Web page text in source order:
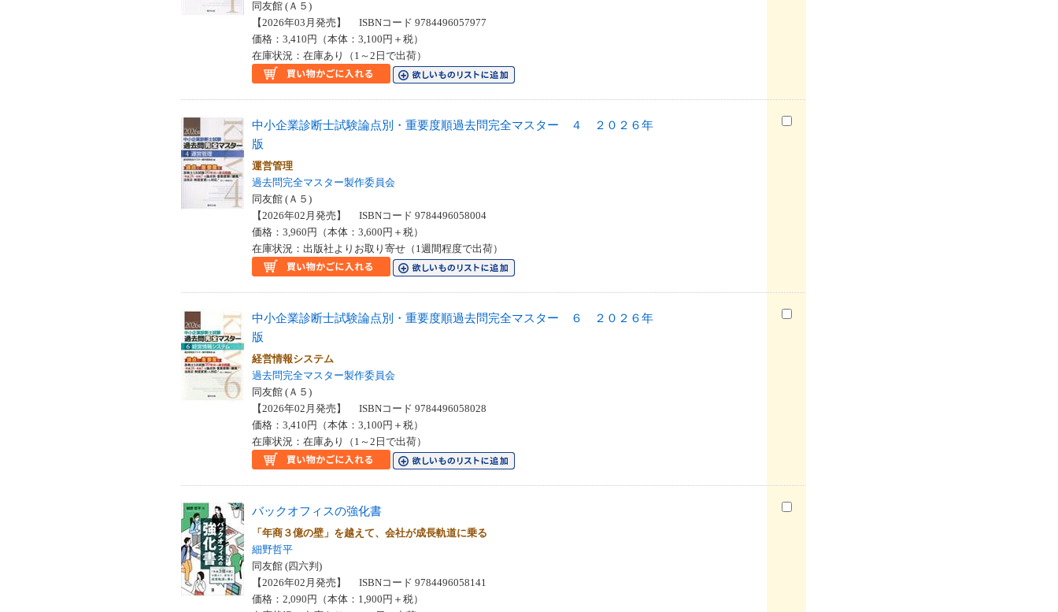
同友館 (Ａ５)
【2026年03月発売】 ISBNコード 9784496057977
価格：3,410円（本体：3,100円＋税）
在庫状況：在庫あり（1～2日で出荷）
中小企業診断士試験論点別・重要度順過去問完全マスター ４ ２０２６年
版
運営管理
過去問完全マスター製作委員会
同友館 (Ａ５)
【2026年02月発売】 ISBNコード 9784496058004
価格：3,960円（本体：3,600円＋税）
在庫状況：出版社よりお取り寄せ（1週間程度で出荷）
中小企業診断士試験論点別・重要度順過去問完全マスター ６ ２０２６年
版
経営情報システム
過去問完全マスター製作委員会
同友館 (Ａ５)
【2026年02月発売】 ISBNコード 9784496058028
価格：3,410円（本体：3,100円＋税）
在庫状況：在庫あり（1～2日で出荷）
バックオフィスの強化書
「年商３億の壁」を越えて、会社が成長軌道に乗る
細野哲平
同友館 (四六判)
【2026年02月発売】 ISBNコード 9784496058141
価格：2,090円（本体：1,900円＋税）